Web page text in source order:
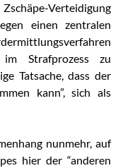
Verteidigung
einen zentralen
Strafprozess zu
Tatsache, dass der
kann”, sich als
nunmehr, auf
hier der “anderen